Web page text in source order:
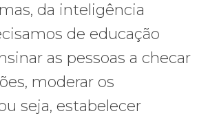
da inteligência
de educação
as pessoas a checar
moderar os
seja, estabelecer